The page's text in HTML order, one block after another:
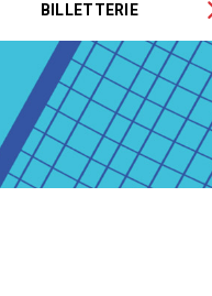
BILLETTERIE